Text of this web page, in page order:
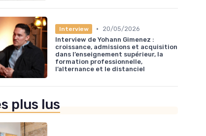
Interview •
20/05/2026
Interview de Yohann Gimenez :
croissance, admissions et acquisition
dans l’enseignement supérieur, la
formation professionnelle,
l’alternance et le distanciel
plus lus